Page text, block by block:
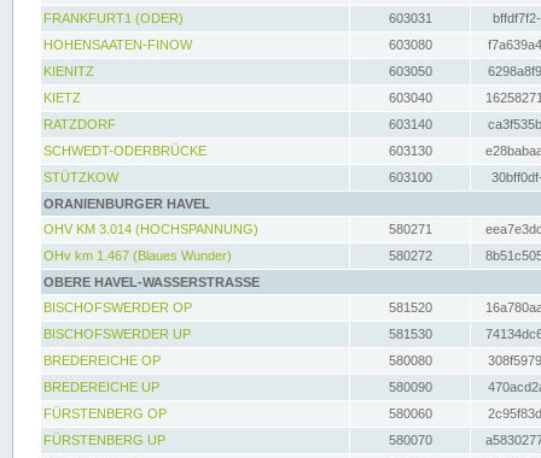
FRANKFURT1 (ODER)
603031
HOHENSAATEN-FINOW
603080
KIENITZ
603050
KIETZ
603040
RATZDORF
603140
SCHWEDT-ODERBRÜCKE
603130
STÜTZKOW
603100
ORANIENBURGER HAVEL
OHV KM 3.014 (HOCHSPANNUNG)
580271
OHv km 1.467 (Blaues Wunder)
580272
OBERE HAVEL-WASSERSTRASSE
BISCHOFSWERDER OP
581520
BISCHOFSWERDER UP
581530
BREDEREICHE OP
580080
BREDEREICHE UP
580090
FÜRSTENBERG OP
580060
FÜRSTENBERG UP
580070